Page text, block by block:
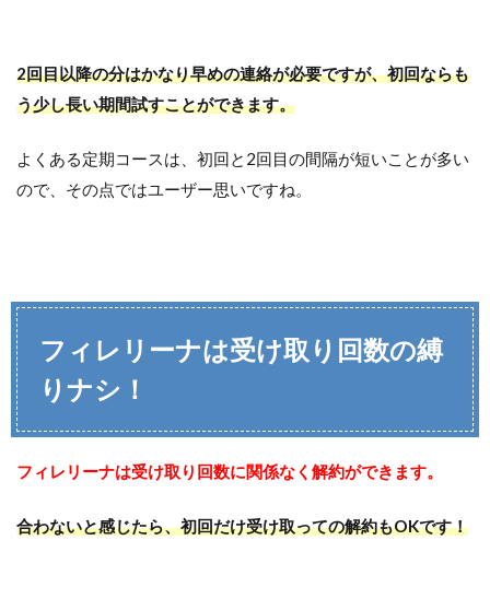
2回目以降の分はかなり早めの連絡が必要ですが、初回ならも
う少し長い期間試すことができます。
よくある定期コースは、初回と2回目の間隔が短いことが多い
ので、その点ではユーザー思いですね。
フィレリーナは受け取り回数の縛
りナシ！
フィレリーナは受け取り回数に関係なく解約ができます。
合わないと感じたら、初回だけ受け取っての解約もOKです！